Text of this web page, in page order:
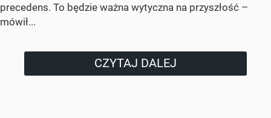
precedens. To będzie ważna wytyczna na przyszłość –
mówił...
CZYTAJ DALEJ